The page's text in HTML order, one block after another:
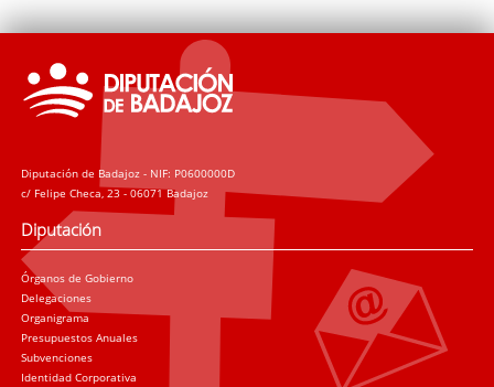
Diputación de Badajoz - NIF: P0600000D
c/ Felipe Checa, 23 - 06071 Badajoz
Diputación
Órganos de Gobierno
Delegaciones
Organigrama
Presupuestos Anuales
Subvenciones
Identidad Corporativa